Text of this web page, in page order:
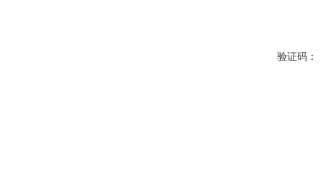
验证码：